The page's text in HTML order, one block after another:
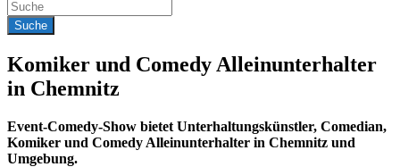
Komiker und Comedy Alleinunterhalter
in Chemnitz
Event-Comedy-Show bietet Unterhaltungskünstler, Comedian,
Komiker und Comedy Alleinunterhalter in Chemnitz und
Umgebung.